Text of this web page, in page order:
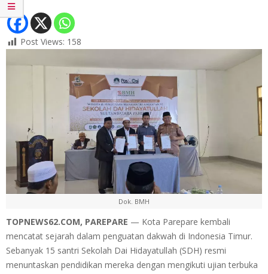
Post Views: 158
Dok. BMH
TOPNEWS62.COM, PAREPARE — Kota Parepare kembali
mencatat sejarah dalam penguatan dakwah di Indonesia Timur.
Sebanyak 15 santri Sekolah Dai Hidayatullah (SDH) resmi
menuntaskan pendidikan mereka dengan mengikuti ujian terbuka